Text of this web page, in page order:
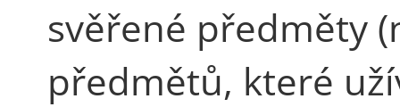
svěřené předměty
předmětů, které